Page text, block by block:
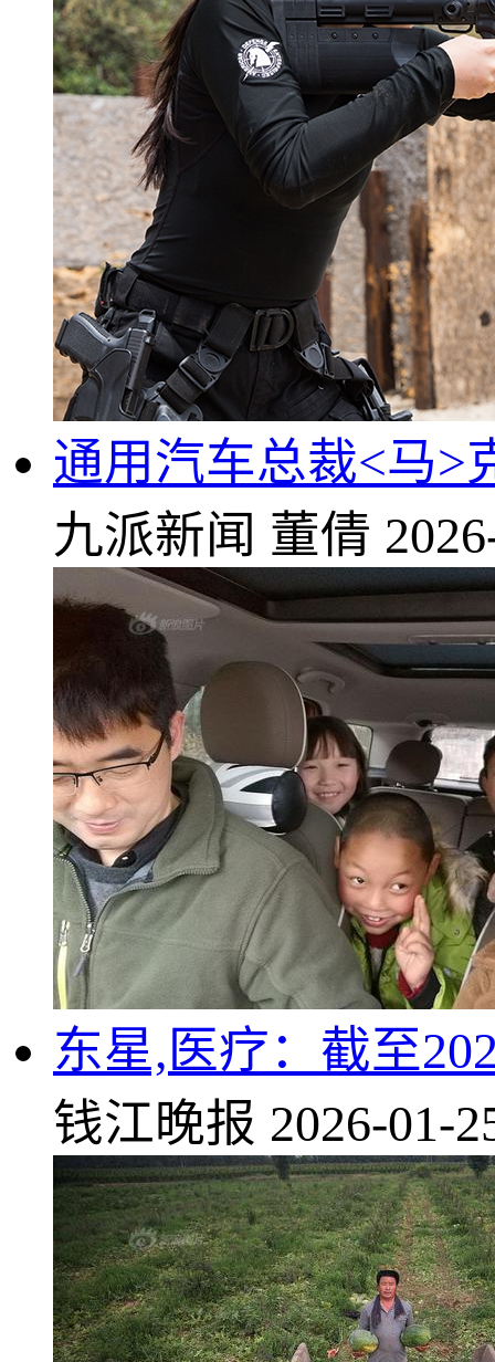
通用汽车总裁<马>
九派新闻 董倩
东星,医疗：截至
钱江晚报 2026-01-